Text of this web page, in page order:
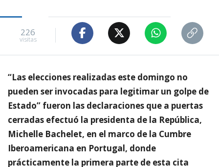
226
visitas
“Las elecciones realizadas este domingo no
pueden ser invocadas para legitimar un golpe de
Estado” fueron las declaraciones que a puertas
cerradas efectuó la presidenta de la República,
Michelle Bachelet, en el marco de la Cumbre
Iberoamericana en Portugal, donde
prácticamente la primera parte de esta cita